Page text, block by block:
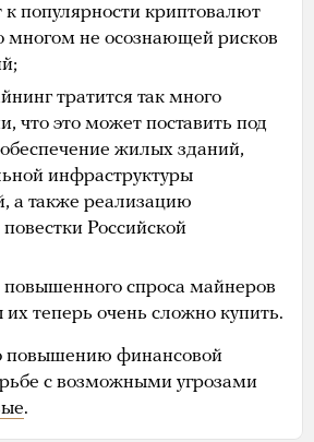
к популярности криптовалют
многом не осознающей рисков
тратится так много
что это может поставить под
жилых зданий,
инфраструктуры
а также реализацию
Российской
повышенного спроса майнеров
теперь очень сложно купить.
повышению финансовой
с возможными угрозами
.